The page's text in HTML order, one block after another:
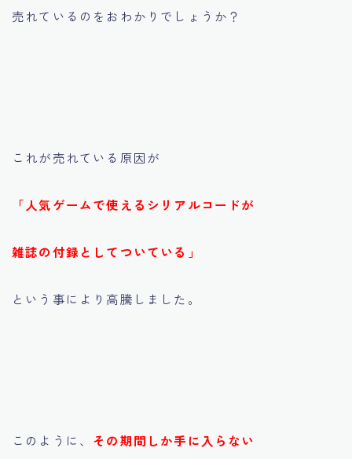
売れているのをおわかりでしょうか？
これが売れている原因が
「人気ゲームで使えるシリアルコードが
雑誌の付録としてついている」
という事により高騰しました。
このように、 その期間しか手に入らない